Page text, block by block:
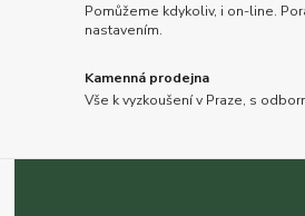
Pomůžeme kdykoliv, i on-line.
nastavením.
Kamenná prodejna
Vše k vyzkoušení v Praze, s